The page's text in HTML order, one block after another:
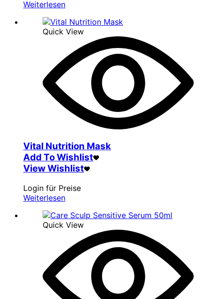
Weiterlesen
Quick View
Vital Nutrition Mask
Add To Wishlist
View Wishlist
Login für Preise
Weiterlesen
Quick View